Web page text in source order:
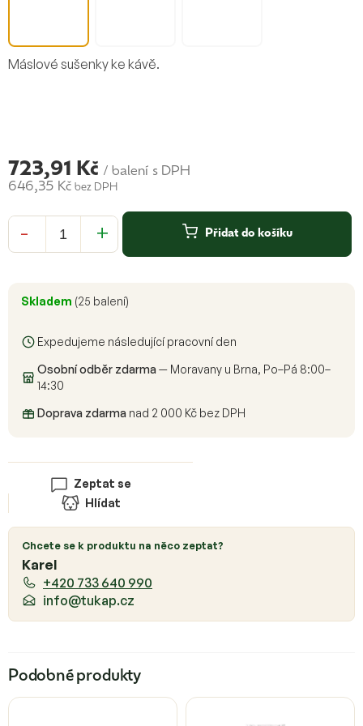
Máslové sušenky ke kávě.
Zeptat se
Hlídat
Skladem (25 balení)
Expedujeme následující pracovní den
Osobní odběr zdarma— Moravany u Brna, Po–Pá 8:00–
14:30
Doprava zdarma nad 2 000 Kč bez DPH
723,91 Kč / balení s DPH
646,35 Kč bez DPH
cena:
Přidat do košíku
Chcete se k produktu na něco zeptat?
Karel
+420 733 640 990
info@tukap.cz
Podobné produkty